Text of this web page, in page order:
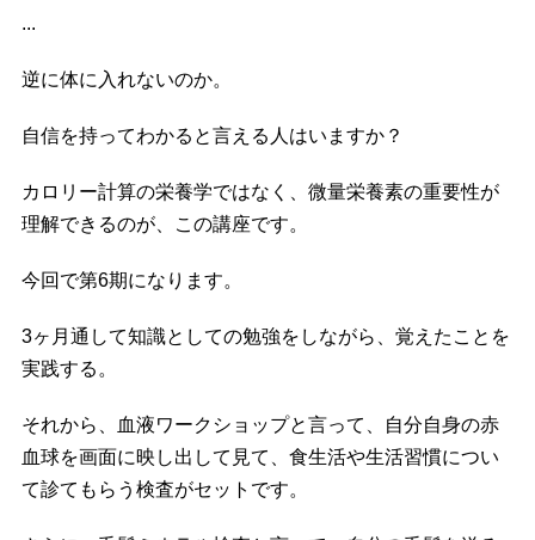
...
逆に体に入れないのか。
自信を持ってわかると言える人はいますか？
カロリー計算の栄養学ではなく、微量栄養素の重要性が
理解できるのが、この講座です。
今回で第6期になります。
3ヶ月通して知識としての勉強をしながら、覚えたことを
実践する。
それから、血液ワークショップと言って、自分自身の赤
血球を画面に映し出して見て、食生活や生活習慣につい
て診てもらう検査がセットです。